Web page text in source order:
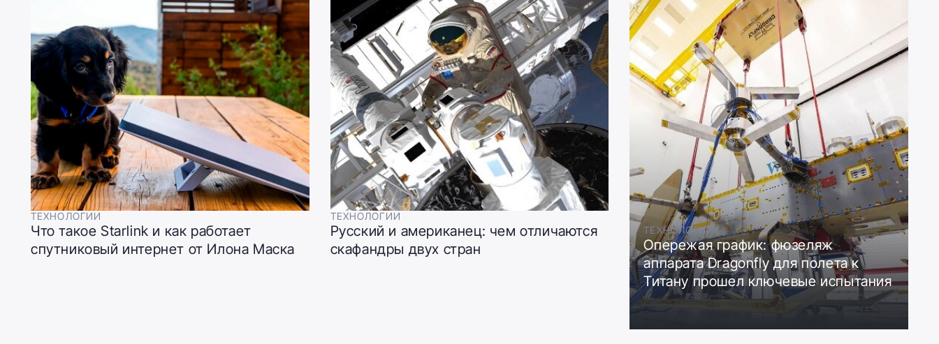
ТЕХНОЛОГИИ
Что такое Starlink и как работает
спутниковый интернет от Илона Маска
ТЕХНОЛОГИИ
Русский и американец: чем отличаются
скафандры двух стран
ТЕХНОЛОГИИ
Опережая график: фюзеляж
аппарата Dragonfly для полета к
Титану прошел ключевые испытания